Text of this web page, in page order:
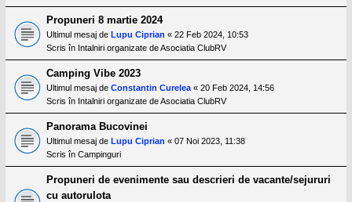
Propuneri 8 martie 2024
Ultimul mesaj de Lupu Ciprian « 22 Feb 2024, 10:53
Scris în Intalniri organizate de Asociatia ClubRV
Camping Vibe 2023
Ultimul mesaj de Constantin Curelea « 20 Feb 2024, 14:56
Scris în Intalniri organizate de Asociatia ClubRV
Panorama Bucovinei
Ultimul mesaj de Lupu Ciprian « 07 Noi 2023, 11:38
Scris în Campinguri
Propuneri de evenimente sau descrieri de vacante/sejururi
cu autorulota